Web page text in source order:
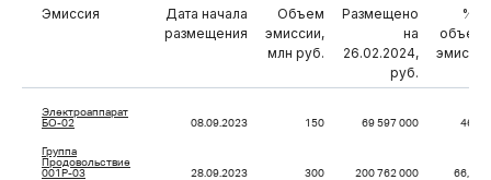
Эмиссия
Дата начала
размещения
Объем
эмиссии,
млн руб.
Размещено
на
26.02.2024,
руб.
% от
объема
эмиссии
Электроаппарат
БО-02
08.09.2023 150 69 597 000 46,4%
Группа
Продовольствие
001P-03
28.09.2023 300 200 762 000 66,92%